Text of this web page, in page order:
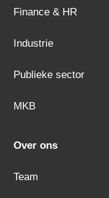
Finance & HR
Industrie
Publieke sector
MKB
Over ons
Team